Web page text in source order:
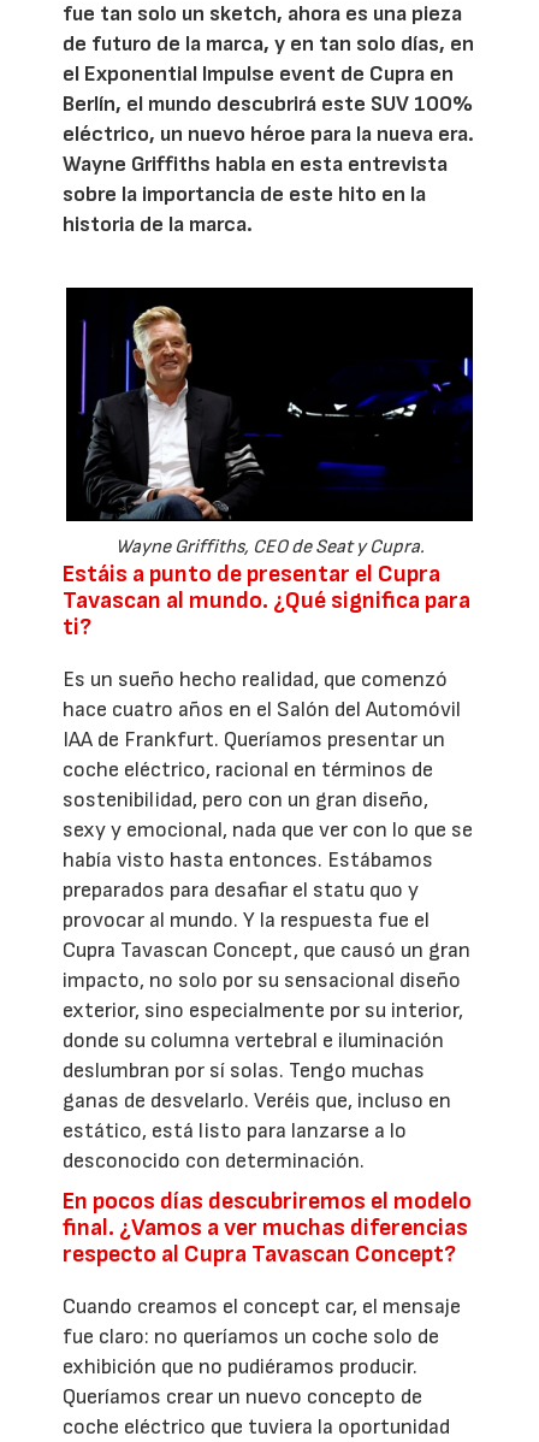
fue tan solo un sketch, ahora es una pieza
de futuro de la marca, y en tan solo días, en
el Exponential Impulse event de Cupra en
Berlín, el mundo descubrirá este SUV 100%
eléctrico, un nuevo héroe para la nueva era.
Wayne Griffiths habla en esta entrevista
sobre la importancia de este hito en la
historia de la marca.
Wayne Griffiths, CEO de Seat y Cupra.
Estáis a punto de presentar el Cupra
Tavascan al mundo. ¿Qué significa para
ti?
Es un sueño hecho realidad, que comenzó
hace cuatro años en el Salón del Automóvil
IAA de Frankfurt. Queríamos presentar un
coche eléctrico, racional en términos de
sostenibilidad, pero con un gran diseño,
sexy y emocional, nada que ver con lo que se
había visto hasta entonces. Estábamos
preparados para desafiar el statu quo y
provocar al mundo. Y la respuesta fue el
Cupra Tavascan Concept, que causó un gran
impacto, no solo por su sensacional diseño
exterior, sino especialmente por su interior,
donde su columna vertebral e iluminación
deslumbran por sí solas. Tengo muchas
ganas de desvelarlo. Veréis que, incluso en
estático, está listo para lanzarse a lo
desconocido con determinación.
En pocos días descubriremos el modelo
final. ¿Vamos a ver muchas diferencias
respecto al Cupra Tavascan Concept?
Cuando creamos el concept car, el mensaje
fue claro: no queríamos un coche solo de
exhibición que no pudiéramos producir.
Queríamos crear un nuevo concepto de
coche eléctrico que tuviera la oportunidad